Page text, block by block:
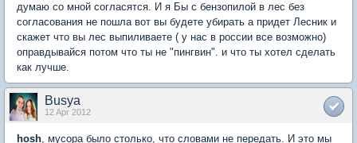
думаю со мной согласятся. И я Бы с бензопилой в лес без
согласования не пошла вот вы будете убирать а придет Лесник и
скажет что вы лес выпиливаете ( у нас в россии все возможно)
оправдывайся потом что ты не "пингвин". и что ты хотел сделать
как лучше.
Busya
12 Apr 2012
hosh, мусора было столько, что словами не передать. И это мы